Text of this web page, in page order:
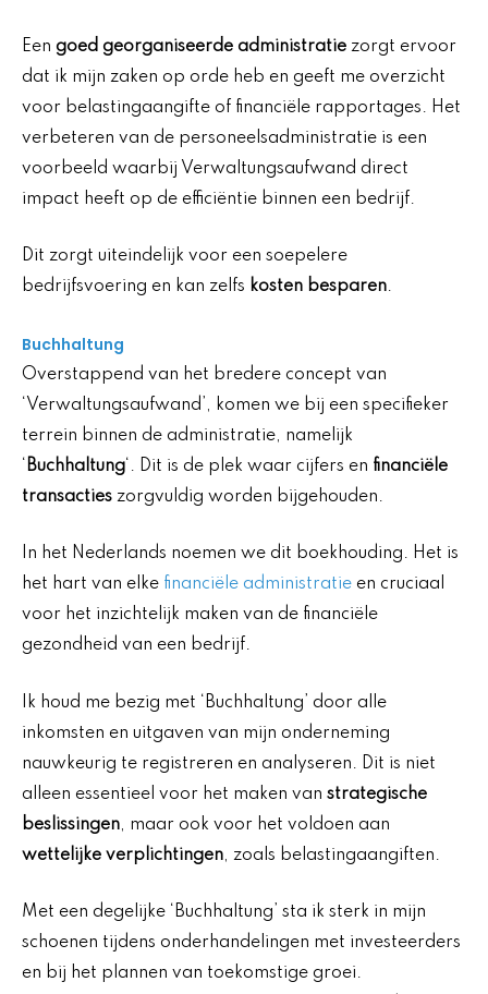
Een goed georganiseerde administratie zorgt ervoor
dat ik mijn zaken op orde heb en geeft me overzicht
voor belastingaangifte of financiële rapportages. Het
verbeteren van de personeelsadministratie is een
voorbeeld waarbij Verwaltungsaufwand direct
impact heeft op de efficiëntie binnen een bedrijf.
Dit zorgt uiteindelijk voor een soepelere
bedrijfsvoering en kan zelfs kosten besparen.
Buchhaltung
Overstappend van het bredere concept van
‘Verwaltungsaufwand’, komen we bij een specifieker
terrein binnen de administratie, namelijk
Buchhaltung ‘. Dit is de plek waar cijfers en financiële
transacties zorgvuldig worden bijgehouden.
In het Nederlands noemen we dit boekhouding. Het is
het hart van elke financiële administratie en cruciaal
voor het inzichtelijk maken van de financiële
gezondheid van een bedrijf.
Ik houd me bezig met ‘Buchhaltung’ door alle
inkomsten en uitgaven van mijn onderneming
nauwkeurig te registreren en analyseren. Dit is niet
alleen essentieel voor het maken van strategische
beslissingen, maar ook voor het voldoen aan
wettelijke verplichtingen, zoals belastingaangiften.
Met een degelijke ‘Buchhaltung’ sta ik sterk in mijn
schoenen tijdens onderhandelingen met investeerders
en bij het plannen van toekomstige groei.